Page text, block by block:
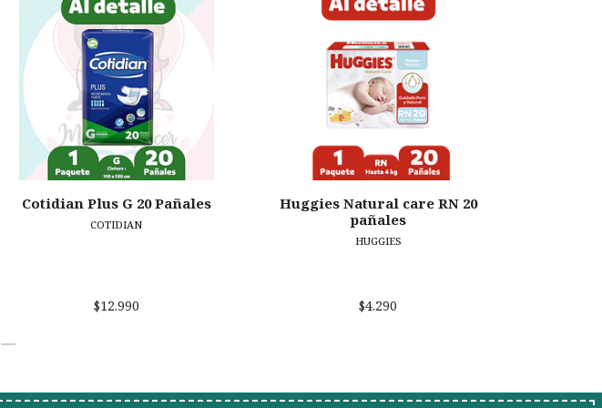
Cotidian Plus G 20 Pañales
COTIDIAN
$12.990
Huggies Natural care RN 20
pañales
HUGGIES
$4.290